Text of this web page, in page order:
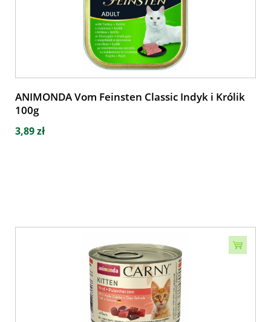
ANIMONDA Vom Feinsten Classic Indyk i Królik
100g
3,89 zł